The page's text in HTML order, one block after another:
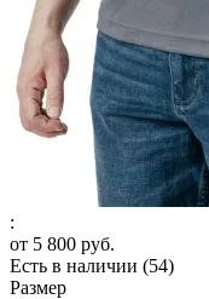
:
от 5 800 руб.
Есть в наличии (54)
Размер